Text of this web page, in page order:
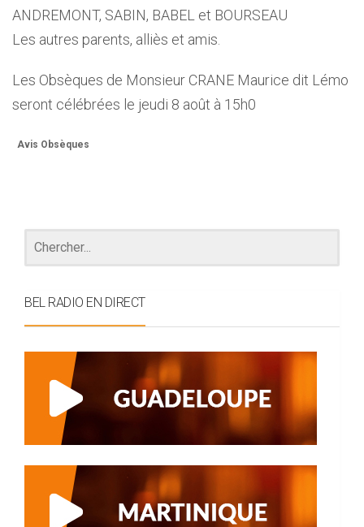
ANDREMONT, SABIN, BABEL et BOURSEAU
Les autres parents, alliès et amis.
Les Obsèques de Monsieur CRANE Maurice dit Lémo
seront célébrées le jeudi 8 août à 15h0
Avis Obsèques
BEL RADIO EN DIRECT